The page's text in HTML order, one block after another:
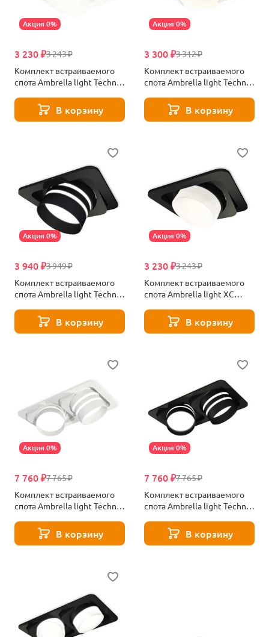
Акция 0%
3 243 ₽
3 230 ₽
Комплект встраиваемого
спота Ambrella light Techno
XC7658083В корзину
Акция 0%
3 312 ₽
3 300 ₽
Комплект встраиваемого
спота Ambrella light Techno
XC7658084В корзину
Акция 0%
3 949 ₽
3 940 ₽
Комплект встраиваемого
спота Ambrella light Techno
XC7659082В корзину
Акция 0%
3 243 ₽
3 230 ₽
Комплект встраиваемого
спота Ambrella light XC
В корзину
Акция 0%
7 765 ₽
7 760 ₽
Комплект встраиваемого
спота Ambrella light Techno
XC7663082В корзину
Акция 0%
7 765 ₽
7 760 ₽
Комплект встраиваемого
спота Ambrella light Techno
XC7664082В корзину